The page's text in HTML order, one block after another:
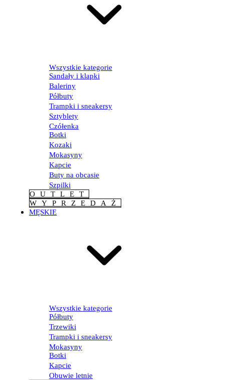
Wszystkie kategorie
Sandały i klapki
Baleriny
Półbuty
Trampki i sneakersy
Sztyblety
Czółenka
Botki
Kozaki
Mokasyny
Kapcie
Buty na obcasie
Szpilki
OUTLET
WYPRZEDAŻ
MĘSKIE
Wszystkie kategorie
Półbuty
Trzewiki
Trampki i sneakersy
Mokasyny
Botki
Kapcie
Obuwie letnie